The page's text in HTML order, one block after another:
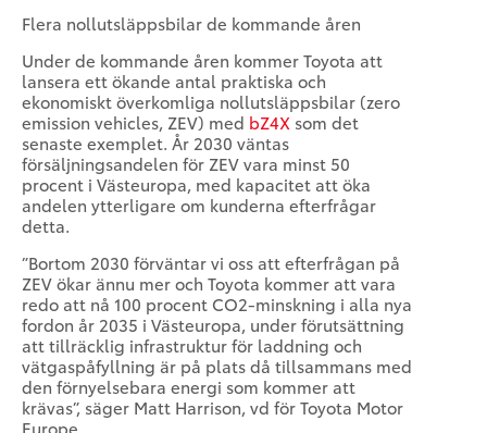
Flera nollutsläppsbilar de kommande åren
Under de kommande åren kommer Toyota att
lansera ett ökande antal praktiska och
ekonomiskt överkomliga nollutsläppsbilar (zero
emission vehicles, ZEV) med bZ4X som det
senaste exemplet. År 2030 väntas
försäljningsandelen för ZEV vara minst 50
procent i Västeuropa, med kapacitet att öka
andelen ytterligare om kunderna efterfrågar
detta.
”Bortom 2030 förväntar vi oss att efterfrågan på
ZEV ökar ännu mer och Toyota kommer att vara
redo att nå 100 procent CO2-minskning i alla nya
fordon år 2035 i Västeuropa, under förutsättning
att tillräcklig infrastruktur för laddning och
vätgaspåfyllning är på plats då tillsammans med
den förnyelsebara energi som kommer att
krävas”, säger Matt Harrison, vd för Toyota Motor
Europe.